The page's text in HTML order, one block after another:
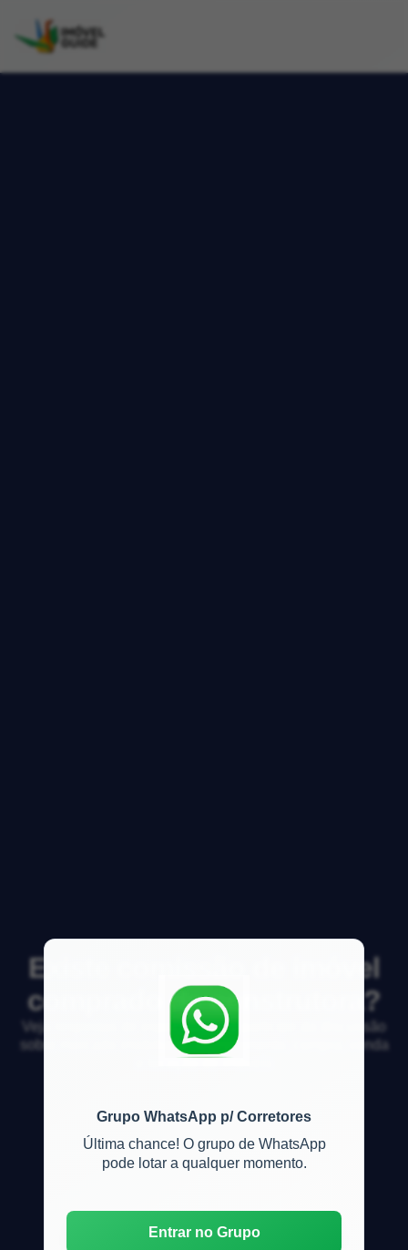
Grupo WhatsApp p/ Corretores
Última chance! O grupo de WhatsApp
pode lotar a qualquer momento.
Entrar no Grupo
Existe comissão de imóvel
comprado de construtora?
Veja respostas de especialistas e participe da discussão
sobre mercado imobiliário, financiamento, compra, venda
e locação de imóveis